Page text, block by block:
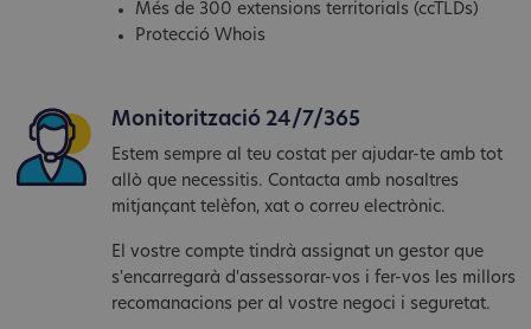
Més de 300 extensions territorials (ccTLDs)
Protecció Whois
Monitorització 24/7/365
Estem sempre al teu costat per ajudar-te amb tot
allò que necessitis. Contacta amb nosaltres
mitjançant telèfon, xat o correu electrònic.
El vostre compte tindrà assignat un gestor que
s'encarregarà d'assessorar-vos i fer-vos les millors
recomanacions per al vostre negoci i seguretat.